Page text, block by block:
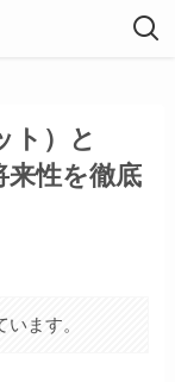
ト）と
来性を徹底
ます。